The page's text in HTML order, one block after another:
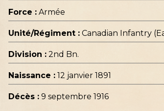
Force : Armée
Unité/Régiment : Canadian Infantry
Division : 2nd Bn.
Naissance : 12 janvier 1891
Décès : 9 septembre 1916